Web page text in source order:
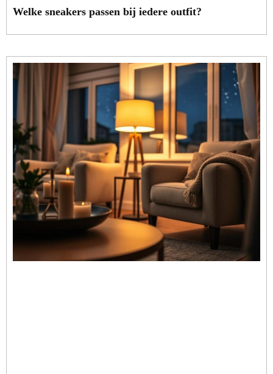
Welke sneakers passen bij iedere outfit?